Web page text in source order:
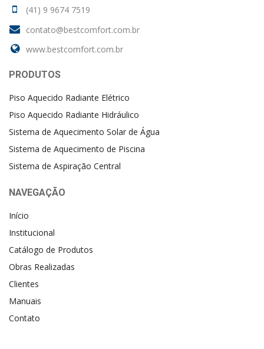
(41) 9 9674 7519
contato@bestcomfort.com.br
www.bestcomfort.com.br
PRODUTOS
Piso Aquecido Radiante Elétrico
Piso Aquecido Radiante Hidráulico
Sistema de Aquecimento Solar de Água
Sistema de Aquecimento de Piscina
Sistema de Aspiração Central
NAVEGAÇÃO
Início
Institucional
Catálogo de Produtos
Obras Realizadas
Clientes
Manuais
Contato